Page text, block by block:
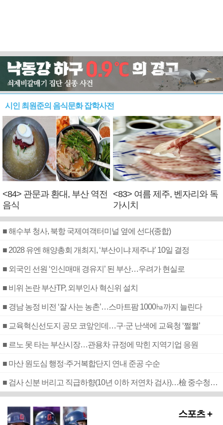
시인 최원준의 음식문화 잡학사전
<84> 관문과 환대, 부산 역전
음식
<83> 여름 제주, 벤자리와 독
가시치
■ 해수부 청사, 북항 국제여객터미널 옆에 선다(종합)
■ 2028 유엔 해양총회 개최지, ‘부산이냐 제주냐’ 10일 결정
■ 외국인 선원 ‘인신매매 경유지’ 된 부산…우려가 현실로
■ 비위 논란 부산TP, 외부인사 혁신위 설치
■ 경남 농정 비전 ‘잘 사는 농촌’…스마트팜 1000㏊까지 늘린다
■ 교육혁신선도지 공모 코앞인데…구·군 난색에 교육청 ‘쩔쩔’
■ 르노 못 타는 부산시장…관용차 규정에 막힌 지역기업 응원
■ 마산 원도심 행정·주거복합단지 연내 준공 수순
■ 검사 신분 버리고 직급하향(10년 이하 저연차 검사)…檢 중수청행 기피
스포츠 +